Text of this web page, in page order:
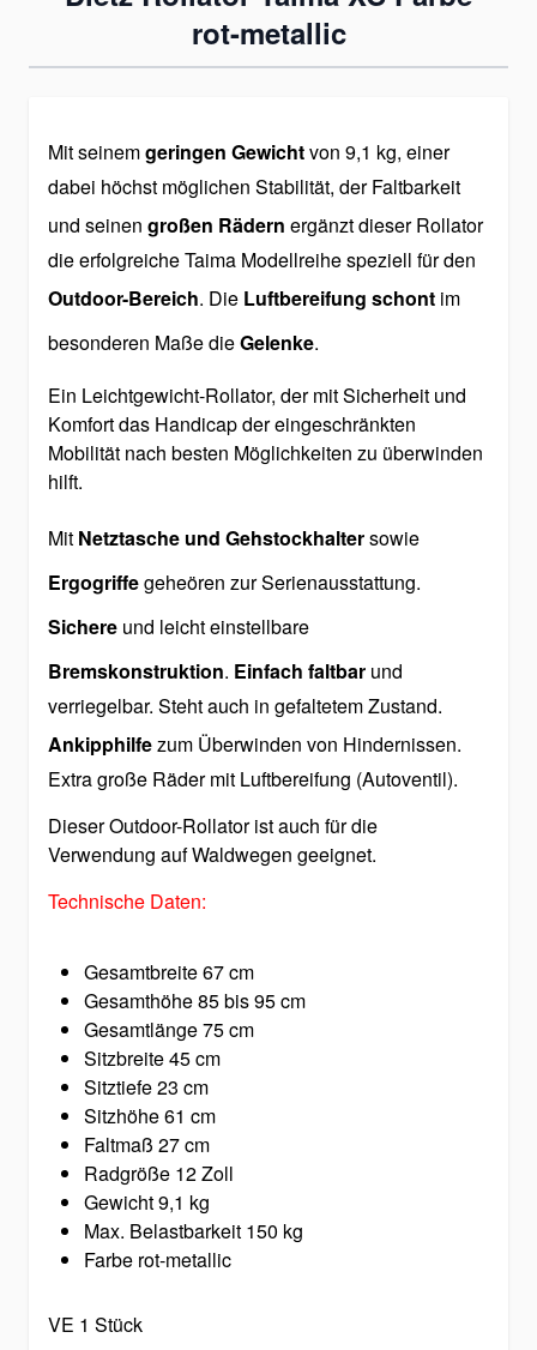
rot-metallic
Mit seinemgeringen Gewichtvon 9,1 kg, einer
dabei höchst möglichen Stabilität, der Faltbarkeit
und seinen großen Rädern ergänzt dieser Rollator
die erfolgreiche Taima Modellreihe speziell für den
Outdoor-Bereich. Die Luftbereifung schont im
besonderen Maße dieGelenke.
Ein Leichtgewicht-Rollator, der mit Sicherheit und
Komfort das Handicap der eingeschränkten
Mobilität nach besten Möglichkeiten zu überwinden
hilft.
Mit Netztasche und Gehstockhaltersowie
Ergogriffegeheören zur Serienausstattung.
Sichere und leicht einstellbare
Bremskonstruktion. Einfach faltbar und
verriegelbar. Steht auch in gefaltetem Zustand.
Ankipphilfezum Überwinden von Hindernissen.
Extra große Räder mit Luftbereifung (Autoventil).
Dieser Outdoor-Rollator ist auch für die
Verwendung auf Waldwegen geeignet.
Technische Daten:
Gesamtbreite 67 cm
Gesamthöhe 85 bis 95 cm
Gesamtlänge 75 cm
Sitzbreite 45 cm
Sitztiefe 23 cm
Sitzhöhe 61 cm
Faltmaß 27 cm
Radgröße 12 Zoll
Gewicht 9,1 kg
Max. Belastbarkeit 150 kg
Farbe rot-metallic
VE 1 Stück